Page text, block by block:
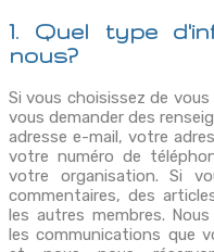
1. Quel type
nous?
Si vous choisissez de
vous demander des
adresse e-mail, votre
votre numéro de
votre organisation. Si
commentaires, des
les autres membres.
les communications que